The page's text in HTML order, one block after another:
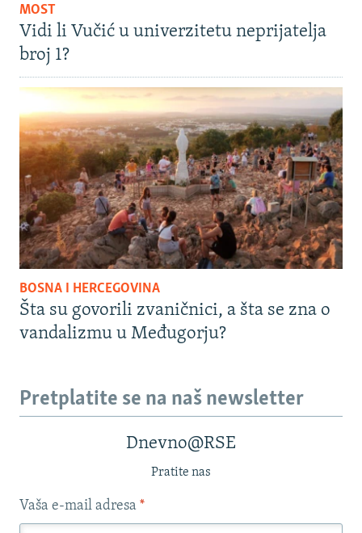
MOST
Vidi li Vučić u univerzitetu neprijatelja
broj 1?
BOSNA I HERCEGOVINA
Šta su govorili zvaničnici, a šta se zna o
vandalizmu u Međugorju?
Pretplatite se na naš newsletter
Dnevno@RSE
Pratite nas
Vaša e-mail adresa *